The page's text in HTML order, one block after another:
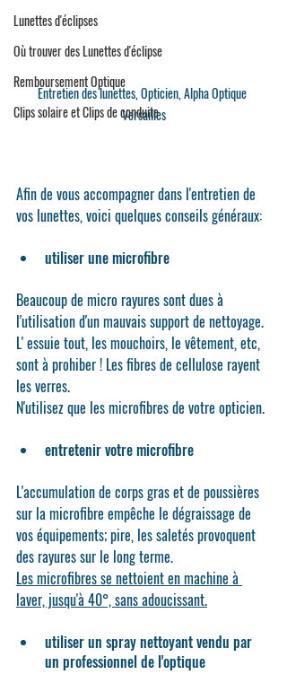
Lunettes d'éclipses
Où trouver des Lunettes d'éclipse
Remboursement Optique
Clips solaire et Clips de conduite
Entretien des lunettes, Opticien, Alpha Optique
Versailles
Afin de vous accompagner dans l'entretien de
vos lunettes, voici quelques conseils généraux:
utiliser une microfibre
Beaucoup de micro rayures sont dues à
l'utilisation d'un mauvais support de nettoyage.
L' essuie tout, les mouchoirs, le vêtement, etc,
sont à prohiber ! Les fibres de cellulose rayent
les verres.
N'utilisez que les microfibres de votre opticien.
entretenir votre microfibre
L'accumulation de corps gras et de poussières
sur la microfibre empêche le dégraissage de
vos équipements; pire, les saletés provoquent
des rayures sur le long terme.
Les microfibres se nettoient en machine à
laver, jusqu'à 40°, sans adoucissant.
utiliser un spray nettoyant vendu par
un professionnel de l'optique